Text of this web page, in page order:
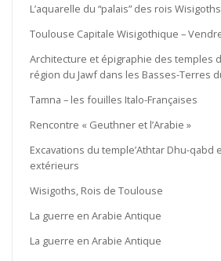
L’aquarelle du “palais” des rois Wisigoths
Toulouse Capitale Wisigothique –
Architecture et épigraphie des temples
région du Jawf dans les Basses-Terres
Tamna – les fouilles Italo-Françaises
Rencontre « Geuthner et l’Arabie »
Excavations du temple’Athtar Dhu-qabd
extérieurs
Wisigoths, Rois de Toulouse
La guerre en Arabie Antique
La guerre en Arabie Antique